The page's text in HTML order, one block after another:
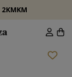
2KMKM